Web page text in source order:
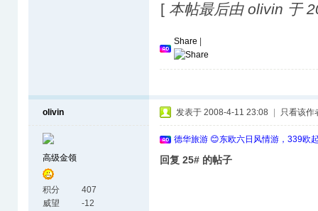
[ 本帖最后由 olivin 于
Share
olivin
高级金领
积分
407
威望
-12
发表于 2008-4-11 23:08 只看该作
德华旅游 😊东欧六日风情游，339欧
回复 25# 的帖子